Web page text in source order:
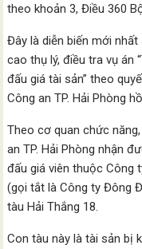
theo khoản 3, Điều 360
Đây là diễn biến mới nhất
cao thụ lý, điều tra vụ án
đấu giá tài sản” theo
Công an TP. Hải Phòng
Theo cơ quan chức
an TP. Hải Phòng nhận
đấu giá viên thuộc Công
(gọi tắt là Công ty Đông
tàu Hải Thắng 18.
Con tàu này là tài sản bị